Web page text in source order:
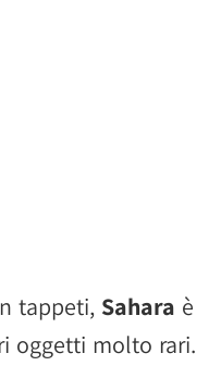
tappeti, Sahara è
oggetti molto rari.